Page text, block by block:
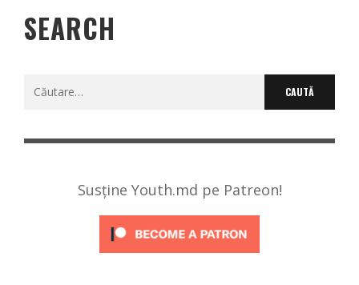
SEARCH
Susține Youth.md pe Patreon!